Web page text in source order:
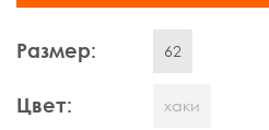
Шарфы
Шорты
Контакты
Размер: 62
Цвет: хаки